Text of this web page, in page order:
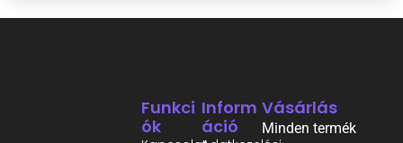
Inform
Áció
Funkci
Ók
Vásárlás
Minden termék